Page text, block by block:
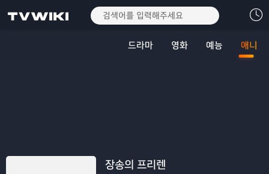
드라마 영화 예능 애니
장송의 프리렌